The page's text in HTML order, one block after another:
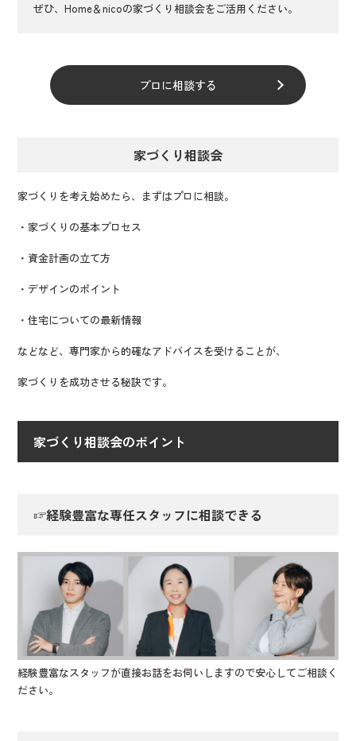
ぜひ、Home＆nicoの家づくり相談会をご活用ください。
プロに相談する
家づくり相談会
家づくりを考え始めたら、まずはプロに相談。
・家づくりの基本プロセス
・資金計画の立て方
・デザインのポイント
・住宅についての最新情報
などなど、専門家から的確なアドバイスを受けることが、
家づくりを成功させる秘訣です。
家づくり相談会のポイント
☞経験豊富な専任スタッフに相談できる
経験豊富なスタッフが直接お話をお伺いしますので安心してご相談く
ださい。